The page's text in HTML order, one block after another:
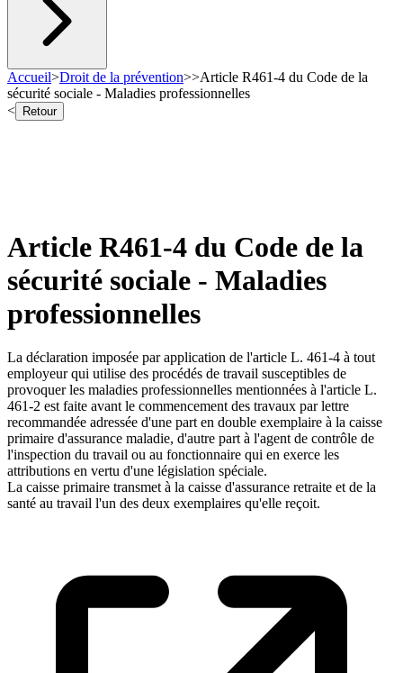
Accueil>Droit de la prévention>>Article R461-4 du Code de la
sécurité sociale - Maladies professionnelles
<
Retour
Article R461-4 du Code de la
sécurité sociale - Maladies
professionnelles
La déclaration imposée par application de l'article L. 461-4 à tout
employeur qui utilise des procédés de travail susceptibles de
provoquer les maladies professionnelles mentionnées à l'article L.
461-2 est faite avant le commencement des travaux par lettre
recommandée adressée d'une part en double exemplaire à la caisse
primaire d'assurance maladie, d'autre part à l'agent de contrôle de
l'inspection du travail ou au fonctionnaire qui en exerce les
attributions en vertu d'une législation spéciale.
La caisse primaire transmet à la caisse d'assurance retraite et de la
santé au travail l'un des deux exemplaires qu'elle reçoit.